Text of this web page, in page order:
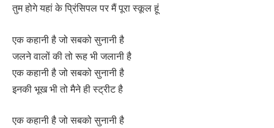
तुम होगे यहां के प्रिंसिपल पर मैं पूरा स्कूल हूं
एक कहानी है जो सबको सुनानी है
जलने वालों की तो रूह भी जलानी है
एक कहानी है जो सबको सुनानी है
इनकी भूख भी तो मैने ही स्ट्रीट है
एक कहानी है जो सबको सुनानी है